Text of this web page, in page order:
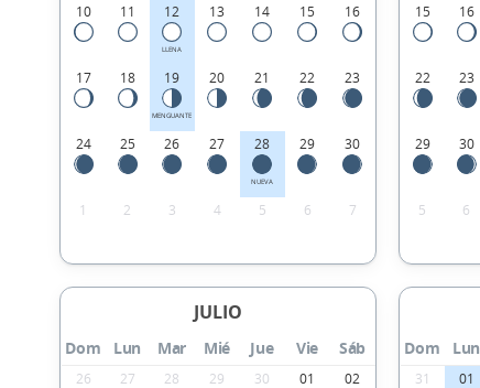
10 11 12
LLENA
13 14 15 16
17 18 19
MENGUANTE
20 21 22 23
24 25 26 27 28
NUEVA
29 30
1 2 3 4 5 6 7
15 16
22 23
29 30
5 6
JULIO
Dom Lun Mar Mié Jue Vie Sáb
26 27 28 29 30 01 02
Dom Lun
31 01